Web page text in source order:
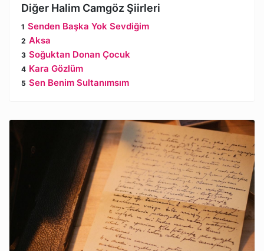
Diğer Halim Camgöz Şiirleri
Senden Başka Yok Sevdiğim
Aksa
Soğuktan Donan Çocuk
Kara Gözlüm
Sen Benim Sultanımsım